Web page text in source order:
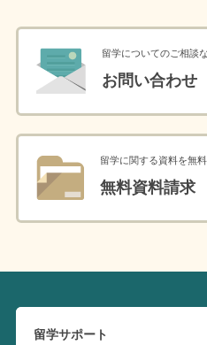
留学についてのご相談
お問い合わせ
留学に関する資料を無
無料資料請求
留学サポート